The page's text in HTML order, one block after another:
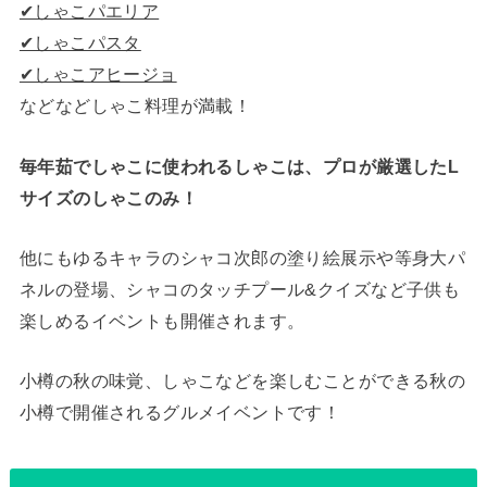
✔︎しゃこパエリア
✔︎しゃこパスタ
✔︎しゃこアヒージョ
などなどしゃこ料理が満載！
毎年茹でしゃこに使われるしゃこは、プロが厳選したL
サイズのしゃこのみ！
他にもゆるキャラのシャコ次郎の塗り絵展示や等身大パ
ネルの登場、シャコのタッチプール&クイズなど子供も
楽しめるイベントも開催されます。
小樽の秋の味覚、しゃこなどを楽しむことができる秋の
小樽で開催されるグルメイベントです！